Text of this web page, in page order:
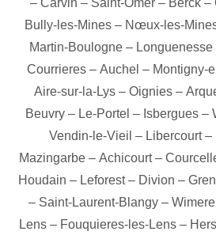
– Carvin – Saint-Omer – Berck –
Bully-les-Mines– Nœux-les-
Martin-Boulogne – Longuenesse
Courrieres– Auchel – Montigny-
Aire-sur-la-Lys – Oignies –
Beuvry – Le-Portel – Isbergues –
Vendin-le-Vieil – Libercourt–
Mazingarbe – Achicourt–
Houdain – Leforest– Divion –
– Saint-Laurent-Blangy–
Lens – Fouquieres-les-Lens –